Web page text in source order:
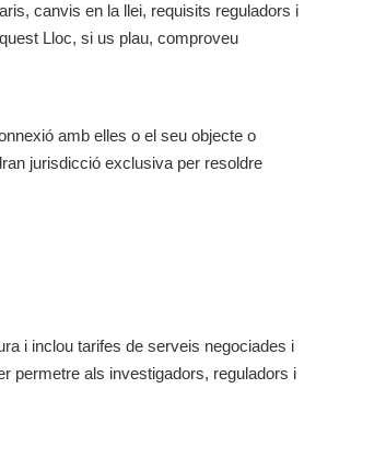
canvis en la llei, requisits reguladors i
Lloc, si us plau, comproveu
amb elles o el seu objecte o
jurisdicció exclusiva per resoldre
i inclou tarifes de serveis negociades i
permetre als investigadors, reguladors i